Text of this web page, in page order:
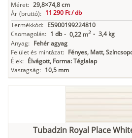
Méret: 29,8×74,8 cm
Ár (bruttó): 11 290 Ft /db
Termékkód: E5900199224810
Csomagolás: 1 db - 0,22 m2 - 3,4 kg
Anyag: Fehér agyag
Felület és mintázat: Fényes, Matt,
Élek: Élvágott, Forma: Téglalap
Vastagság: 10,5 mm
Tubadzin Royal Place